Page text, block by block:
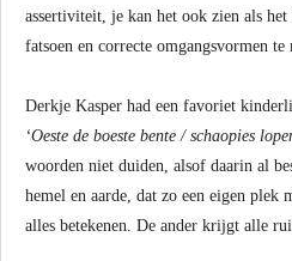
assertiviteit, je kan het ook zien als
fatsoen en correcte omgangsvormen te
Derkje Kasper had een favoriet
‘Oeste de boeste bente / schaopies
woorden niet duiden, alsof daarin al
hemel en aarde, dat zo een eigen plek
alles betekenen. De ander krijgt alle